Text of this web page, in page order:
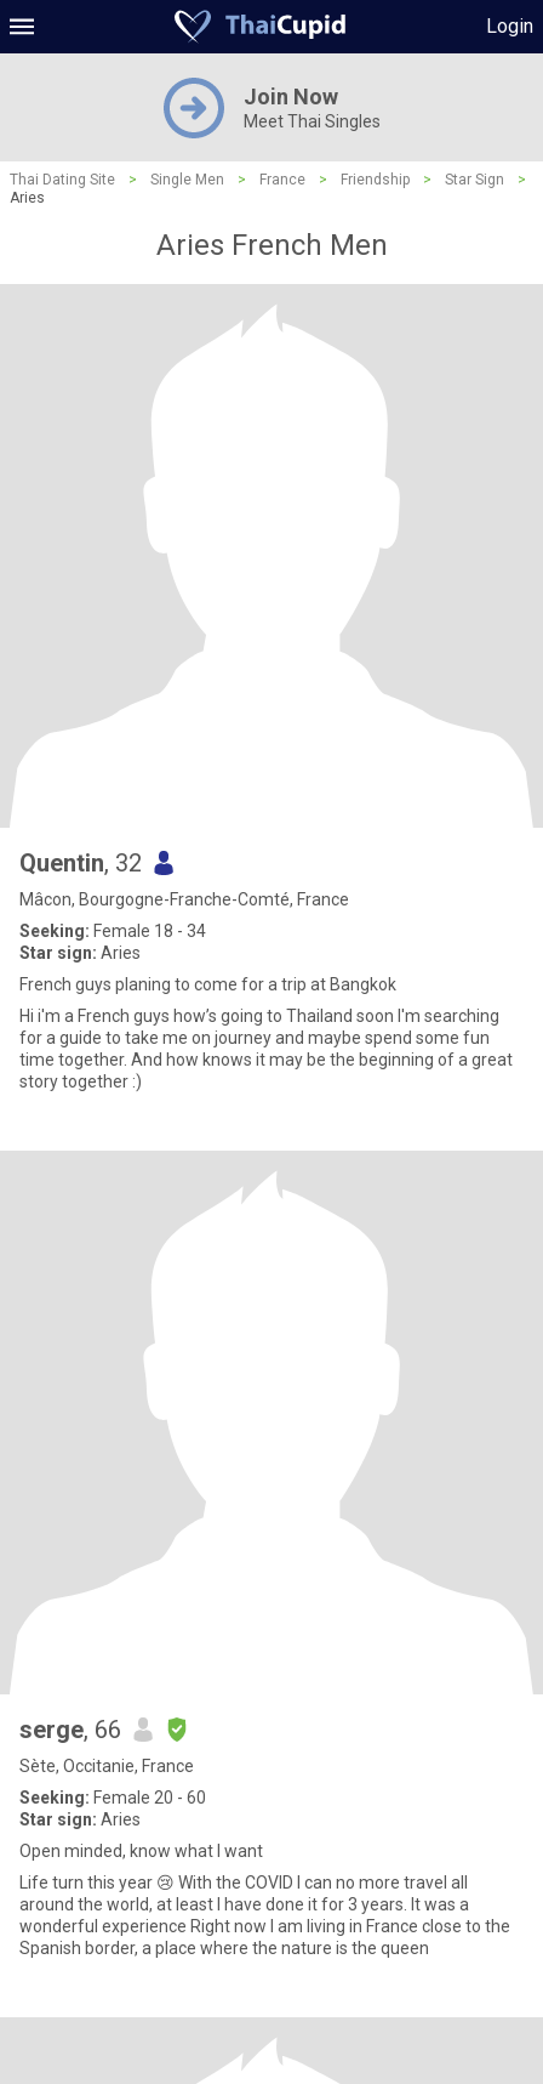
Login
Join Now
Meet Thai Singles
Thai Dating Site > Single Men > France > Friendship > Star Sign
>
Aries
Aries French Men
Quentin, 32
Mâcon, Bourgogne-Franche-Comté, France
Seeking: Female 18 - 34
Star sign: Aries
French guys planing to come for a trip at Bangkok
Hi i'm a French guys how’s going to Thailand soon I'm searching
for a guide to take me on journey and maybe spend some fun
time together. And how knows it may be the beginning of a great
story together :)
serge, 66
Sète, Occitanie, France
Seeking: Female 20 - 60
Star sign: Aries
Open minded, know what I want
Life turn this year 😢 With the COVID I can no more travel all
around the world, at least I have done it for 3 years. It was a
wonderful experience Right now I am living in France close to the
Spanish border, a place where the nature is the queen